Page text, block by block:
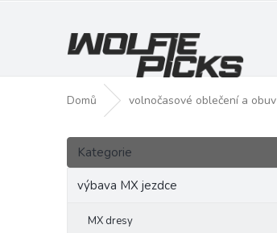
Domů volnočasové oblečení a obuv
P
s
Přeskočit
kategorie
Kategorie
výbava MX jezdce
MX dresy